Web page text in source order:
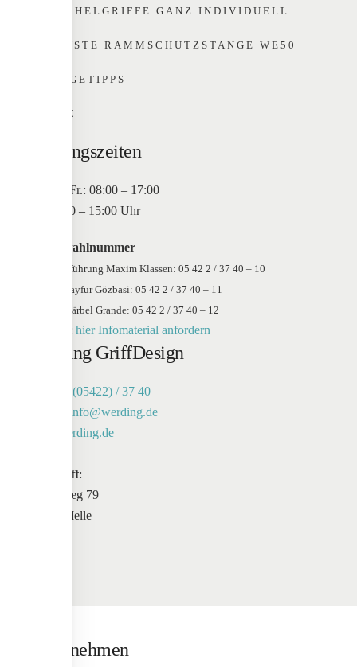
MUSCHELGRIFFE GANZ INDIVIDUELL
ROBUSTE RAMMSCHUTZSTANGE WE50
PFLEGETIPPS
HOME
Öffnungszeiten
Mo. bis Fr.: 08:00 – 17:00
Sa: 10:00 – 15:00 Uhr
Durchwahlnummer
Geschäftsführung Maxim Klassen: 05 42 2 / 37 40 – 10
Vertrieb Tayfur Gözbasi: 05 42 2 / 37 40 – 11
Vertrieb Bärbel Grande: 05 42 2 / 37 40 – 12
hier Infomaterial anfordern
Werding GriffDesign
(05422) / 37 40
info@werding.de
werding.de
Anschrift:
Maschweg 79
49324 Melle
Unternehmen